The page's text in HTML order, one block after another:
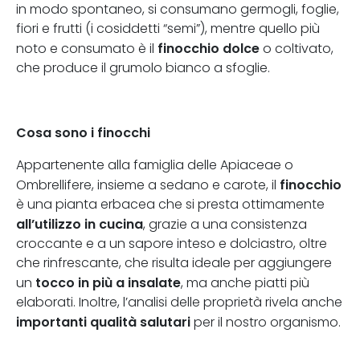
in modo spontaneo, si consumano germogli, foglie,
fiori e frutti (i cosiddetti “semi”), mentre quello più
noto e consumato è il finocchio dolce o coltivato,
che produce il grumolo bianco a sfoglie.
Cosa sono i finocchi
Appartenente alla famiglia delle Apiaceae o
Ombrellifere, insieme a sedano e carote, il finocchio
è una pianta erbacea che si presta ottimamente
all’utilizzo in cucina, grazie a una consistenza
croccante e a un sapore inteso e dolciastro, oltre
che rinfrescante, che risulta ideale per aggiungere
un tocco in più a insalate, ma anche piatti più
elaborati. Inoltre, l’analisi delle proprietà rivela anche
importanti qualità salutari per il nostro organismo.